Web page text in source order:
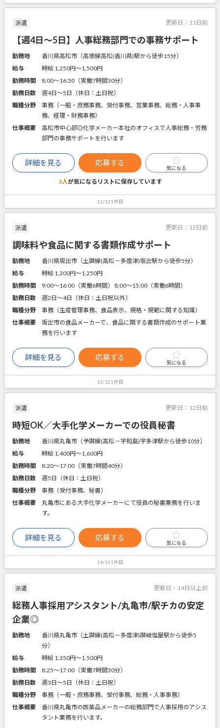
派遣 更新日： 11日前
【週4日～5日】人事総務部門での事務サポート
勤務地
香川県高松市（高徳線高松(香川県)駅から徒歩15分）
給与
時給 1,250円〜1,500円
勤務時間
8:00～16:30（実働7時間30分）
勤務日数
週4日～5日（休日：土日祝）
職種分野
事務（一般・庶務事務、受付事務、営業事務、総務・人事事
務、経理・財務事務）
仕事概要
高松市中心部◎化学メーカー本社のオフィスで人事総務・労務
部門の事務サポートを行います
詳細を見る 応募する
気になる
3人が気になるリストに保存しています
12/121件目
派遣 更新日： 12日前
調味料や食品に関する書類作成サポート
勤務地
香川県坂出市（土讃線(高松－多度津)坂出駅から徒歩5分）
給与
時給 1,200円〜1,250円
勤務時間
9:00～16:00（実働6時間） 8:00～15:00（実働6時間）
勤務日数
週2日～4日（休日：土日祝以外）
職種分野
事務（生産管理事務、食品表示、規格・規範に関する知識）
仕事概要
坂出市の食品メーカーで、食品に関する書類作成のサポート業
務を行います
詳細を見る 応募する
気になる
13/121件目
派遣 更新日： 12日前
時短OK／大手化学メーカーでの役員秘書
勤務地
香川県丸亀市（予讃線(高松－宇和島)宇多津駅から徒歩10分）
給与
時給 1,400円〜1,600円
勤務時間
8:20～17:00（実働7時間40分）
勤務日数
週5日（休日：土日祝）
職種分野
事務（受付事務、秘書）
仕事概要
丸亀市にある大手化学メーカーにて役員の秘書業務を行いま
す。
詳細を見る 応募する
気になる
14/121件目
派遣 更新日： 14日以上前
総務人事採用アシスタント/丸亀市/駅チカの安定
企業◎
勤務地
香川県丸亀市（土讃線(高松－多度津)讃岐塩屋駅から徒歩5
分）
給与
時給 1,350円〜1,500円
勤務時間
8:25～17:00（実働7時間30分）
勤務日数
週3日～5日（休日：土日祝）
職種分野
事務（一般・庶務事務、受付事務、総務・人事事務）
仕事概要
香川県丸亀市の医薬品メーカーの総務部門で人事採用のアシス
タント業務を行います。